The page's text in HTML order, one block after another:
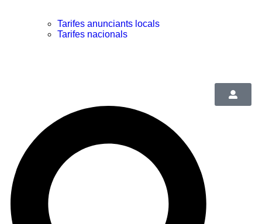
Tarifes anunciants locals
Tarifes nacionals